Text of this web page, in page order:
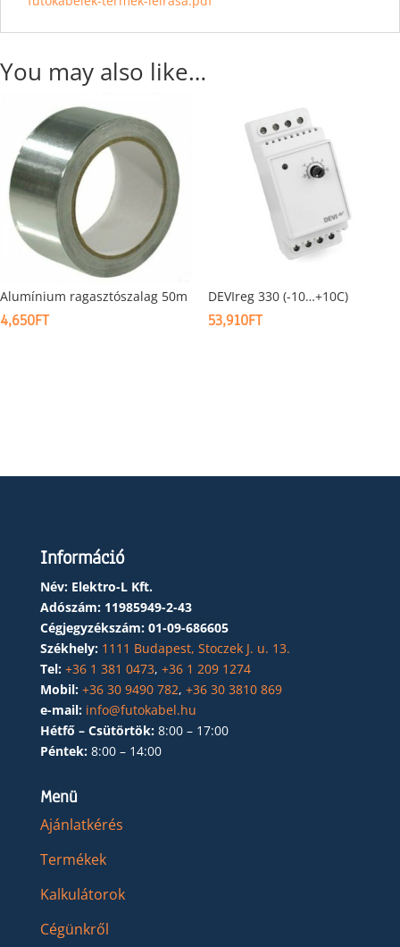
You may also like…
Alumínium ragasztószalag 50m
4,650FT
DEVIreg 330 (-10…+10C)
53,910FT
Információ
Név: Elektro-L Kft.
Adószám: 11985949-2-43
Cégjegyzékszám: 01-09-686605
Székhely: 1111 Budapest, Stoczek J. u. 13.
Tel: +36 1 381 0473, +36 1 209 1274
Mobil: +36 30 9490 782, +36 30 3810 869
e-mail: info@futokabel.hu
Hétfő – Csütörtök: 8:00 – 17:00
Péntek: 8:00 – 14:00
Menü
Ajánlatkérés
Termékek
Kalkulátorok
Cégünkről